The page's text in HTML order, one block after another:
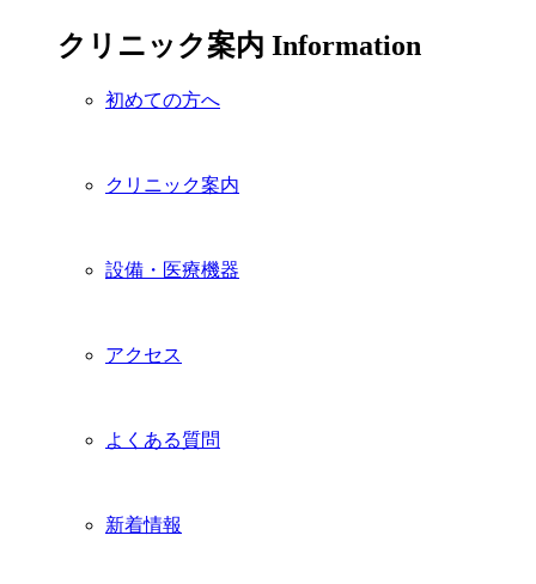
クリニック案内 Information
初めての方へ
クリニック案内
設備・医療機器
アクセス
よくある質問
新着情報